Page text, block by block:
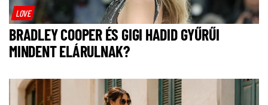
LOVE
BRADLEY COOPER ÉS GIGI HADID GYŰRŰI
MINDENT ELÁRULNAK?